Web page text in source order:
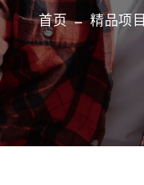
首页 精品项目